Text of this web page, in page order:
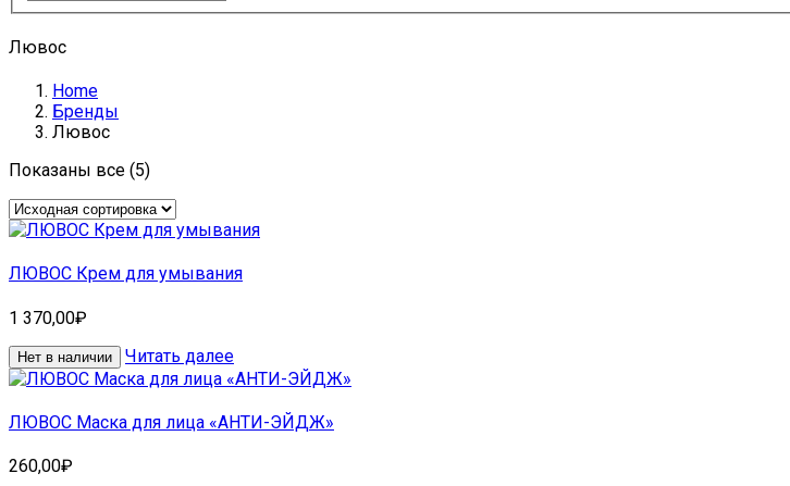
Лювос
Home
Бренды
Лювос
Показаны все (5)
ЛЮВОС Крем для умывания
1 370,00₽
Нет в наличии Читать далее
ЛЮВОС Маска для лица «АНТИ-ЭЙДЖ»
260,00₽